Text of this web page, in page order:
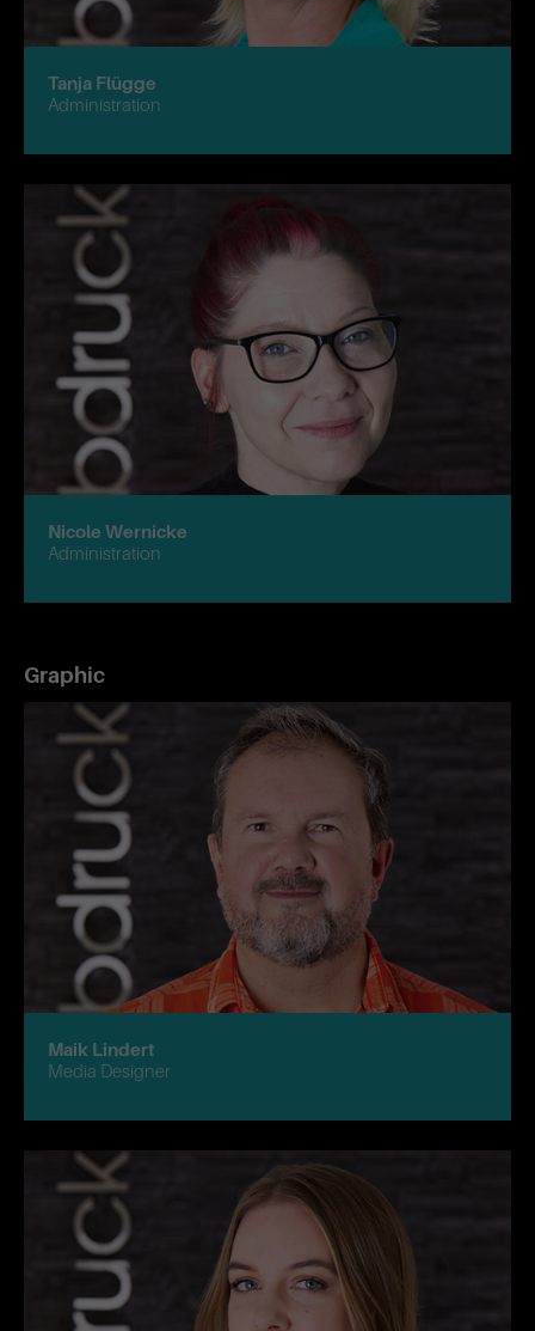
Tanja Flügge
Administration
Nicole Wernicke
Administration
Graphic
Maik Lindert
Media Designer